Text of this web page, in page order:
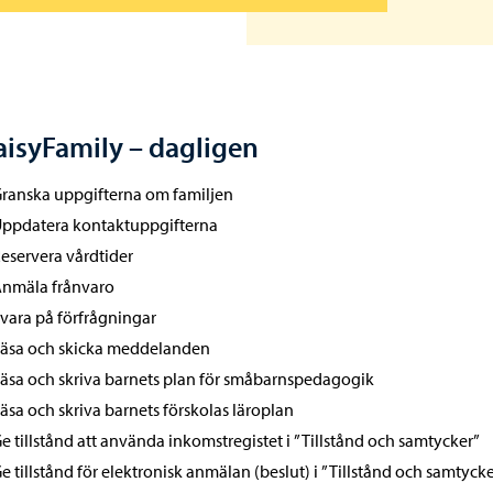
– dagligen
uppgifterna om familjen
kontaktuppgifterna
vårdtider
frånvaro
på förfrågningar
och skicka meddelanden
och skriva barnets plan för småbarnspedagogik
och skriva barnets förskolas läroplan
tillstånd att använda inkomstregistet i ”Tillstånd och samtycker”
tillstånd för elektronisk anmälan (beslut) i ”Tillstånd och